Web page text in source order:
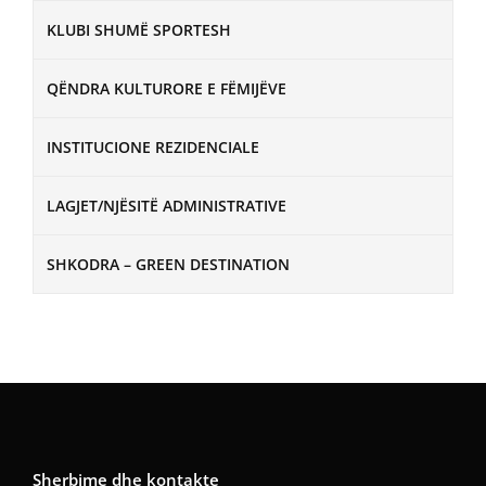
KLUBI SHUMË SPORTESH
QËNDRA KULTURORE E FËMIJËVE
INSTITUCIONE REZIDENCIALE
LAGJET/NJËSITË ADMINISTRATIVE
SHKODRA – GREEN DESTINATION
Sherbime dhe kontakte